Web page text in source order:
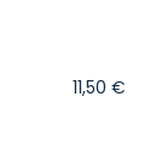
11,50 €